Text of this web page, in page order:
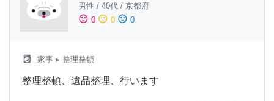
男性 / 40代 / 京都府
sentiment_satisfied 0 sentiment_neutral 0 sentiment_dissatisfied 0
local_laundry_service 家事 ▸ 整理整頓
整理整頓、遺品整理、行います